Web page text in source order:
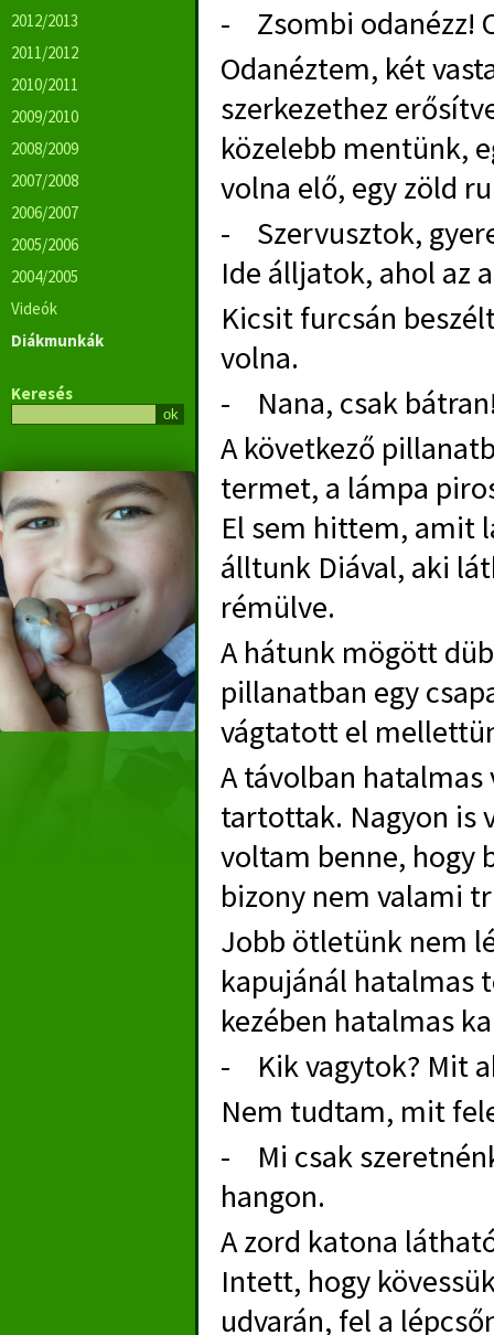
2012/2013
2011/2012
2010/2011
2009/2010
2008/2009
2007/2008
2006/2007
2005/2006
2004/2005
Videók
Diákmunkák
Keresés
- Zsombi odanézz!
Odanéztem, két
szerkezethez
közelebb mentünk,
volna elő, egy zöld
- Szervusztok,
Ide álljatok, ahol az
Kicsit furcsán
volna.
- Nana, csak
A következő
termet, a lámpa
El sem hittem, amit
álltunk Diával, aki
rémülve.
A hátunk mögött
pillanatban egy
vágtatott el
A távolban
tartottak. Nagyon is
voltam benne, hogy
bizony nem valami
Jobb ötletünk nem
kapujánál hatalmas
kezében hatalmas
- Kik vagytok? Mit
Nem tudtam, mit
- Mi csak
hangon.
A zord katona
Intett, hogy
udvarán, fel a